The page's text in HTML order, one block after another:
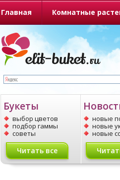
Главная Комнатные
О портале
Букеты
выбор цветов
подбор гаммы
советы
Читать все
новые
новые
новые